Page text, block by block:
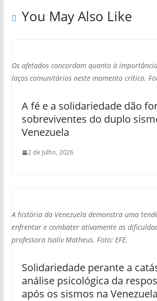
You May Also Like
Os afetados concordam quanto à
laços comunitários neste momento crítico.
A fé e a solidariedade dão
sobreviventes do duplo
Venezuela
2 de Julho, 2026
A história da Venezuela demonstra uma
enfrentar e combater ativamente as
professora Isaliv Matheus. Foto: EFE.
Solidariedade perante a
análise psicológica da
após os sismos na Venezuela